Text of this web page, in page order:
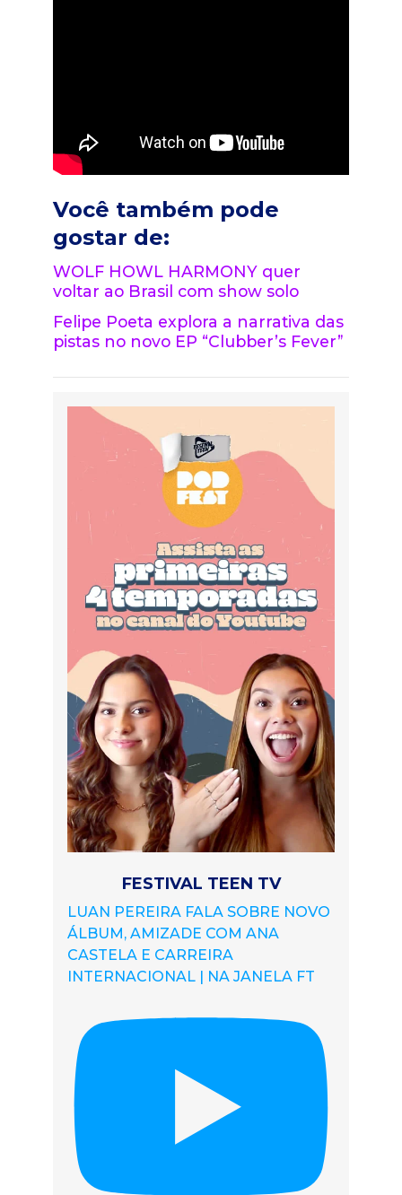
Você também pode
gostar de:
WOLF HOWL HARMONY quer
voltar ao Brasil com show solo
Felipe Poeta explora a narrativa das
pistas no novo EP “Clubber’s Fever”
FESTIVAL TEEN TV
LUAN PEREIRA FALA SOBRE NOVO
ÁLBUM, AMIZADE COM ANA
CASTELA E CARREIRA
INTERNACIONAL | NA JANELA FT